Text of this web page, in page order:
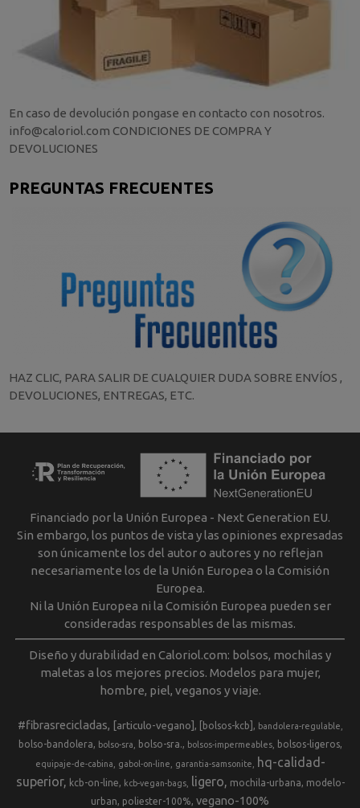
En caso de devolución pongase en contacto con nosotros.
info@caloriol.com CONDICIONES DE COMPRA Y
DEVOLUCIONES
PREGUNTAS FRECUENTES
HAZ CLIC, PARA SALIR DE CUALQUIER DUDA SOBRE ENVÍOS ,
DEVOLUCIONES, ENTREGAS, ETC.
Financiado por la Unión Europea - Next Generation EU.
Sin embargo, los puntos de vista y las opiniones expresadas
son únicamente los del autor o autores y no reflejan
necesariamente los de la Unión Europea o la Comisión
Europea.
Ni la Unión Europea ni la Comisión Europea pueden ser
consideradas responsables de las mismas.
Diseño y durabilidad en Caloriol.com: bolsos, mochilas y
maletas a los mejores precios. Modelos para mujer,
hombre, piel, veganos y viaje.
#fibrasrecicladas [articulo-vegano] [bolsos-kcb] bandolera-regulable
bolso-bandolera bolso-sra bolso-sra. bolsos-impermeables bolsos-ligeros
equipaje-de-cabina gabol-on-line garantia-samsonite
hq-calidad-
superior
kcb-on-line kcb-vegan-bags ligero mochila-urbana
modelo-
urban
poliester-100% vegano-100%